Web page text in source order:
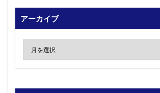
アーカイブ